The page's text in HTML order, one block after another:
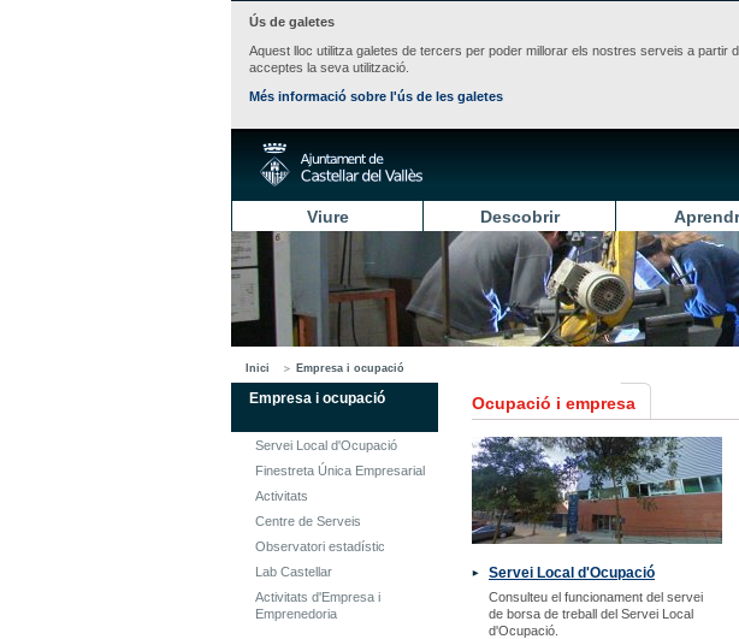
Ús de galetes
Aquest lloc utilitza galetes de tercers per poder millorar els nostres serveis a
acceptes la seva utilització.
Més informació sobre l'ús de les galetes
Viure Descobrir
Inici Empresa i ocupació
Empresa i ocupació
Servei Local d'Ocupació
Finestreta Única Empresarial
Activitats
Centre de Serveis
Observatori estadístic
Lab Castellar
Activitats d'Empresa i
Emprenedoria
Ocupació i empresa
Servei Local d'Ocupació
Consulteu el funcionament del servei
de borsa de treball del Servei Local
d'Ocupació.